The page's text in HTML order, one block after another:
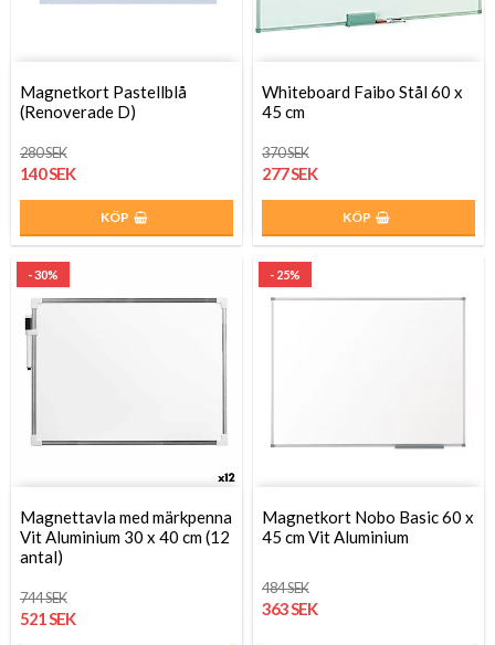
Magnetkort Pastellblå
(Renoverade D)
280 SEK
140 SEK
KÖP
Whiteboard Faibo Stål 60 x
45 cm
370 SEK
277 SEK
KÖP
- 30%
Magnettavla med märkpenna
Vit Aluminium 30 x 40 cm (12
antal)
744 SEK
521 SEK
- 25%
Magnetkort Nobo Basic 60 x
45 cm Vit Aluminium
484 SEK
363 SEK